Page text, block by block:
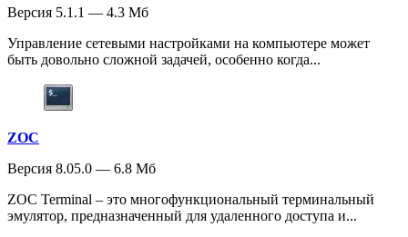
Версия 5.1.1 — 4.3 Мб
Управление сетевыми настройками на компьютере может
быть довольно сложной задачей, особенно когда...
ZOC
Версия 8.05.0 — 6.8 Мб
ZOC Terminal – это многофункциональный терминальный
эмулятор, предназначенный для удаленного доступа и...